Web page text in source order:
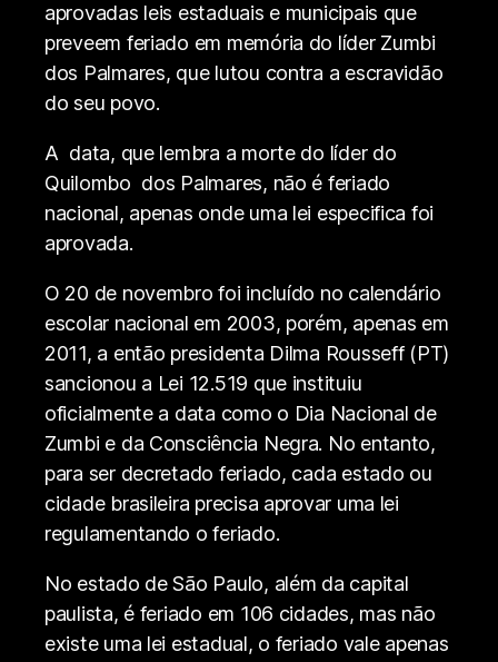
aprovadas leis estaduais e municipais que
preveem feriado em memória do líder Zumbi
dos Palmares, que lutou contra a escravidão
do seu povo.
A data, que lembra a morte do líder do
Quilombo dos Palmares, não é feriado
nacional, apenas onde uma lei especifica foi
aprovada.
O 20 de novembro foi incluído no calendário
escolar nacional em 2003, porém, apenas em
2011, a então presidenta Dilma Rousseff (PT)
sancionou a Lei 12.519 que instituiu
oficialmente a data como o Dia Nacional de
Zumbi e da Consciência Negra. No entanto,
para ser decretado feriado, cada estado ou
cidade brasileira precisa aprovar uma lei
regulamentando o feriado.
No estado de São Paulo, além da capital
paulista, é feriado em 106 cidades, mas não
existe uma lei estadual, o feriado vale apenas